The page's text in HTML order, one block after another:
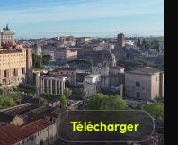
Télécharger